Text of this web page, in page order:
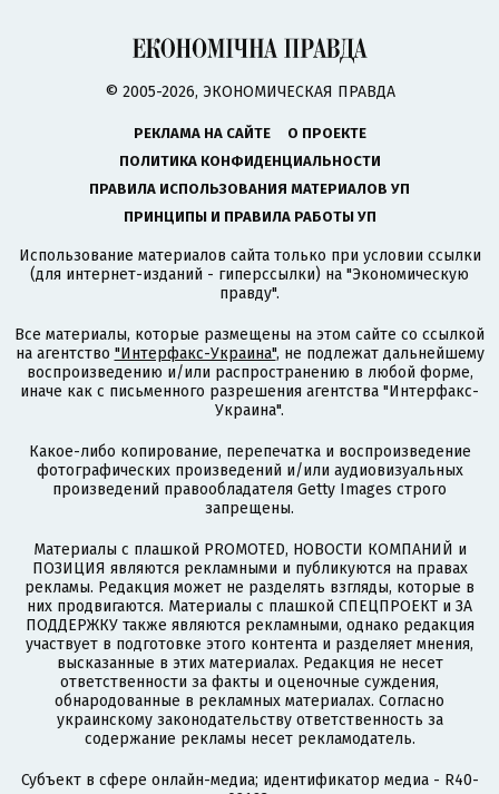
© 2005-2026, ЭКОНОМИЧЕСКАЯ ПРАВДА
РЕКЛАМА НА САЙТЕ
О ПРОЕКТЕ
ПОЛИТИКА КОНФИДЕНЦИАЛЬНОСТИ
ПРАВИЛА ИСПОЛЬЗОВАНИЯ МАТЕРИАЛОВ УП
ПРИНЦИПЫ И ПРАВИЛА РАБОТЫ УП
Использование материалов сайта только при условии ссылки
(для интернет-изданий - гиперссылки) на "Экономическую
правду".
Все материалы, которые размещены на этом сайте со ссылкой
на агентство "Интерфакс-Украина", не подлежат дальнейшему
воспроизведению и/или распространению в любой форме,
иначе как с письменного разрешения агентства "Интерфакс-
Украина".
Какое-либо копирование, перепечатка и воспроизведение
фотографических произведений и/или аудиовизуальных
произведений правообладателя Getty Images строго
запрещены.
Материалы с плашкой PROMOTED, НОВОСТИ КОМПАНИЙ и
ПОЗИЦИЯ являются рекламными и публикуются на правах
рекламы. Редакция может не разделять взгляды, которые в
них продвигаются. Материалы с плашкой СПЕЦПРОЕКТ и ЗА
ПОДДЕРЖКУ также являются рекламными, однако редакция
участвует в подготовке этого контента и разделяет мнения,
высказанные в этих материалах. Редакция не несет
ответственности за факты и оценочные суждения,
обнародованные в рекламных материалах. Согласно
украинскому законодательству ответственность за
содержание рекламы несет рекламодатель.
Субъект в сфере онлайн-медиа; идентификатор медиа - R40-